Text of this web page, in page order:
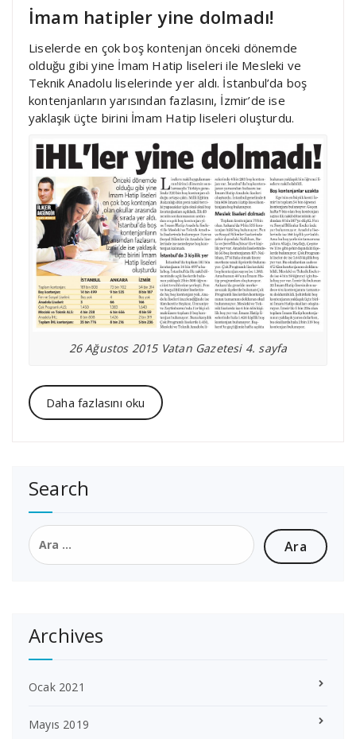
İmam hatipler yine dolmadı!
Liselerde en çok boş kontenjan önceki dönemde
olduğu gibi yine İmam Hatip liseleri ile Mesleki ve
Teknik Anadolu liselerinde yer aldı. İstanbul’da boş
kontenjanların yarısından fazlasını, İzmir’de ise
yaklaşık üçte birini İmam Hatip liseleri oluşturdu.
26 Ağustos 2015 Vatan Gazetesi 4. sayfa
Daha fazlasını oku
Search
Arama:
Archives
Ocak 2021
Mayıs 2019